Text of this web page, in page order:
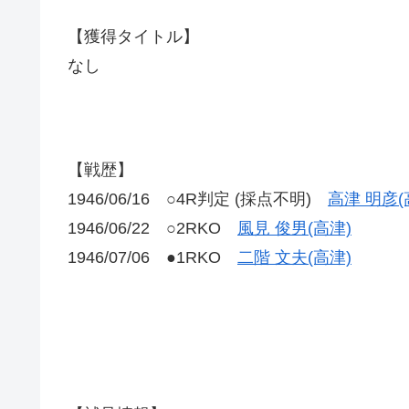
【獲得タイトル】
なし
【戦歴】
1946/06/16 ○4R判定 (採点不明) 高津 明彦(
1946/06/22 ○2RKO 風見 俊男(高津)
1946/07/06 ●1RKO 二階 文夫(高津)